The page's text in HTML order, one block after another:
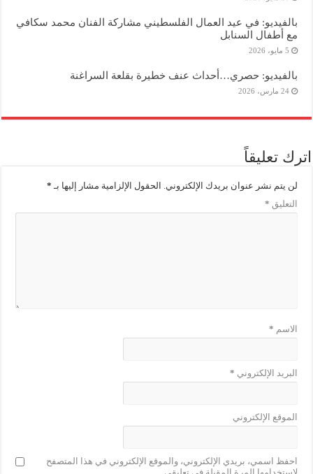
بالفيديو: في عيد العمال الفلسطيني مشاركة الفنان محمد سكافي
مع أطفال السنابل
5 مايو، 2026
بالفيديو: حصري…أحداث عنف خطيرة بقلعة السراغنة
24 مارس، 2026
اترك تعليقاً
لن يتم نشر عنوان بريدك الإلكتروني. الحقول الإلزامية مشار إليها بـ *
التعليق *
الاسم *
البريد الإلكتروني *
الموقع الإلكتروني
احفظ اسمي، بريدي الإلكتروني، والموقع الإلكتروني في هذا المتصفح